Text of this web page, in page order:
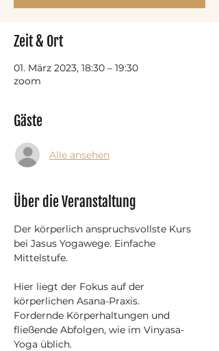
Zeit & Ort
01. März 2023, 18:30 – 19:30
zoom
Gäste
Alle ansehen
Über die Veranstaltung
Der körperlich anspruchsvollste Kurs
bei Jasus Yogawege. Einfache
Mittelstufe.
Hier liegt der Fokus auf der
körperlichen Asana-Praxis.
Fordernde Körperhaltungen und
fließende Abfolgen, wie im Vinyasa-
Yoga üblich.